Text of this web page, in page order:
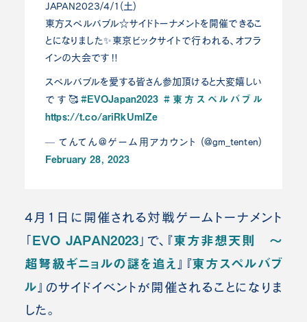
JAPAN2023/4/1(土)
東方スペルバブル☆サイドトーナメントを開催できるこ
とになりました✨東京ビックサイトで行われる、オフラ
インの大会です‼️
スペルバブルを愛する皆さん参加頂けると大変嬉しい
です🥰 #EVOJapan2023 #東方スペルバブル
https://t.co/ariRkUmIZe
— てんてん@ゲーム用アカウント (@gm_tenten)
February 28, 2023
4月1日に開催される対戦ゲームトーナメント
「 EVO JAPAN2023 」で、『東方非想天則 ～
超弩級ギニョルの謎を追え 』『東方スペルバブ
ル 』のサイドイベントが開催されることになりま
した。